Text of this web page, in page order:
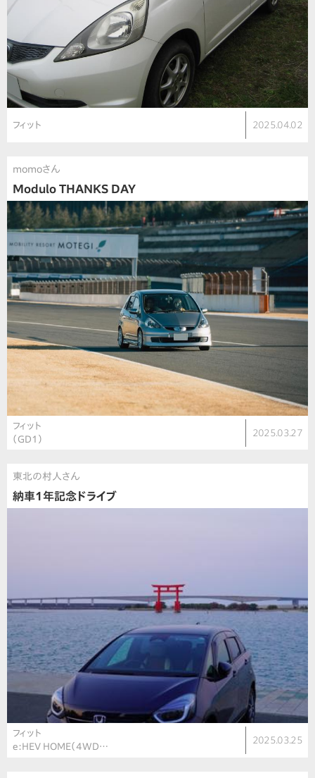
フィット 2025.04.02
momoさん
Modulo THANKS DAY
フィット
（GD1）
2025.03.27
東北の村人さん
納車1年記念ドライブ
フィット
e:HEV HOME（4WD…
2025.03.25